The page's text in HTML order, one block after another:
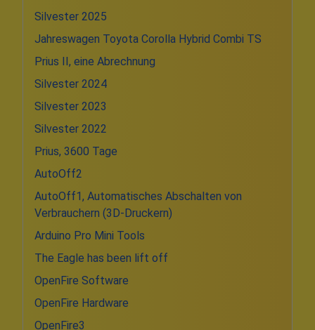
Silvester 2025
Jahreswagen Toyota Corolla Hybrid Combi TS
Prius II, eine Abrechnung
Silvester 2024
Silvester 2023
Silvester 2022
Prius, 3600 Tage
AutoOff2
AutoOff1, Automatisches Abschalten von
Verbrauchern (3D-Druckern)
Arduino Pro Mini Tools
The Eagle has been lift off
OpenFire Software
OpenFire Hardware
OpenFire3